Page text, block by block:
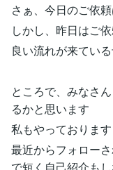
さぁ、今日のご依
しかし、昨日はご
良い流れが来ている
ところで、みなさ
るかと思います
私もやっております
最近からフォロー
で短く自己紹介も